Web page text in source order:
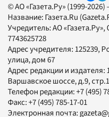
© АО «Газета.Ру» (1999-
Название: Газета.Ru
Учредитель:АО «Газета.Ру»,
7743625728
Адрес учредителя: 125239,
улица, дом 67
Адрес редакции и издателя:
Варшавское шоссе, д.9, стр.1
Телефон редакции:+7 (495)
Факс:+7 (495) 785-17-01
Электронная почта: